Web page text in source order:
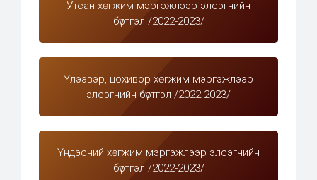
Утсан хөгжим мэргэжлээр элсэгчийн
бүртгэл /2022-2023/
Үлээвэр, цохивор хөгжим мэргэжлээр
элсэгчийн бүртгэл /2022-2023/
Үндэсний хөгжим мэргэжлээр элсэгчийн
бүртгэл /2022-2023/